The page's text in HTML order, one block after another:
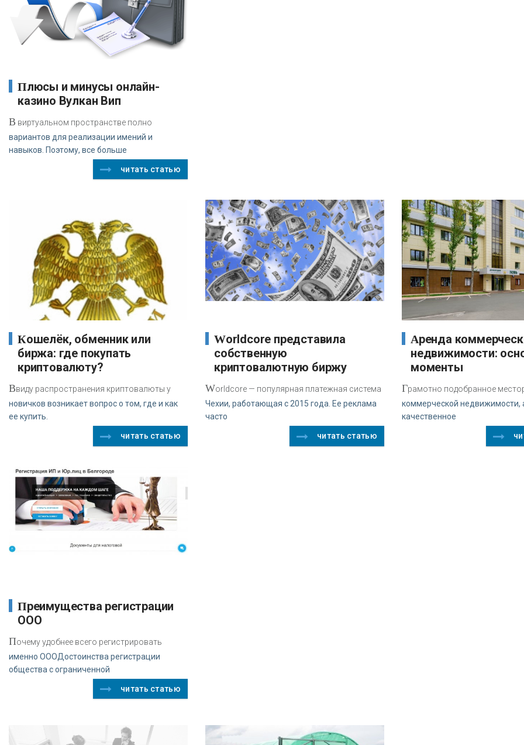
Плюсы и минусы онлайн-
казино Вулкан Вип
В виртуальном пространстве полно
вариантов для реализации имений и
навыков. Поэтому, все больше
читать статью
Кошелёк, обменник или
биржа: где покупать
криптовалюту?
Ввиду распространения криптовалюты у
новичков возникает вопрос о том, где и как
ее купить.
читать статью
Worldcore представила
собственную
криптовалютную биржу
Worldcore — популярная платежная система
Чехии, работающая с 2015 года. Ее реклама
часто
читать статью
Аренда коммерческой
недвижимости:
моменты
Грамотно подобранное
коммерческой недвижимости,
качественное
Преимущества регистрации
ООО
Почему удобнее всего регистрировать
именно ОООДостоинства регистрации
общества с ограниченной
читать статью